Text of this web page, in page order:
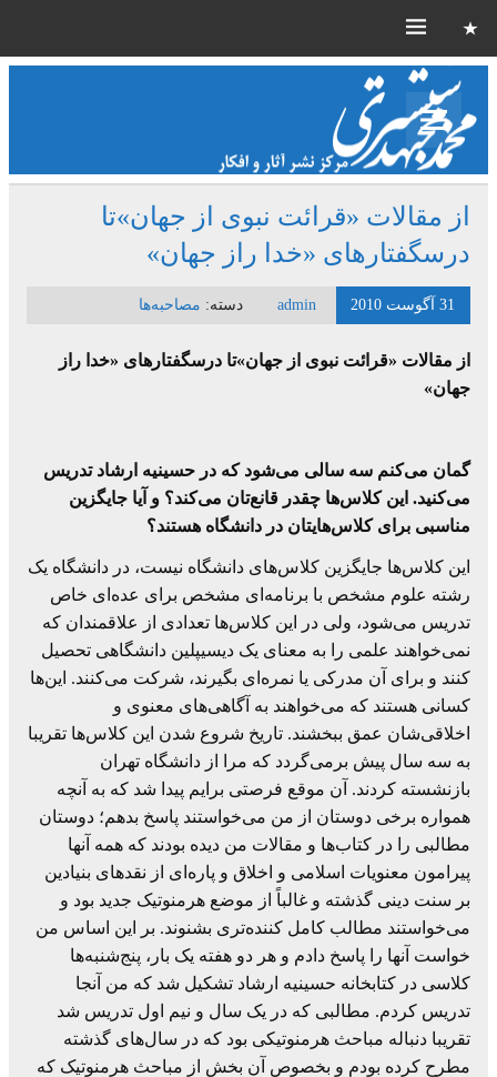
از مقالات «قرائت نبوی از جهان»تا
درسگفتارهای «خدا راز جهان»
31 آگوست 2010 admin دسته: مصاحبه‌ها
از مقالات «قرائت نبوی از جهان»تا درسگفتارهای «خدا راز
جهان»
گمان می‌کنم سه سالی می‌شود که در حسینیه ارشاد تدریس
می‌کنید. این کلاس‌ها چقدر قانع‌تان می‌کند؟ و آیا جایگزین
مناسبی برای کلاس‌هایتان در دانشگاه هستند؟
این کلاس‌ها جایگزین کلاس‌های دانشگاه نیست، در دانشگاه یک
رشته علوم مشخص با برنامه‌ای مشخص برای عده‌ای خاص
تدریس می‌شود، ولی در این کلاس‌ها تعدادی از علاقمندان که
نمی‌خواهند علمی را به معنای یک دیسیپلین دانشگاهی تحصیل
کنند و برای آن مدرکی یا نمره‌ای بگیرند، شرکت می‌کنند. این‌ها
کسانی هستند که می‌خواهند به آگاهی‌های معنوی و
اخلاقی‌شان عمق ببخشند. تاریخ شروع شدن این کلاس‌ها تقریبا
به سه سال پیش برمی‌گردد که مرا از دانشگاه تهران
بازنشسته کردند. آن موقع فرصتی برایم پیدا شد که به آنچه
همواره برخی دوستان از من می‌خواستند پاسخ بدهم؛ دوستان
مطالبی را در کتاب‌ها و مقالات من دیده بودند که همه آنها
پیرامون معنویات اسلامی و اخلاق و پاره‌ای از نقدهای بنیادین
بر سنت دینی گذشته و غالباً از موضع هرمنوتیک جدید بود و
می‌خواستند مطالب کامل کننده‌تری بشنوند. بر این اساس من
خواست آنها را پاسخ دادم و هر دو هفته یک بار، پنج‌شنبه‌ها
کلاسی در کتابخانه حسینیه ارشاد تشکیل شد که من آنجا
تدریس کردم. مطالبی که در یک سال و نیم اول تدریس شد
تقریبا دنباله مباحث هرمنوتیکی بود که در سال‌های گذشته
مطرح کرده بودم و بخصوص آن بخش از مباحث هرمنوتیک که